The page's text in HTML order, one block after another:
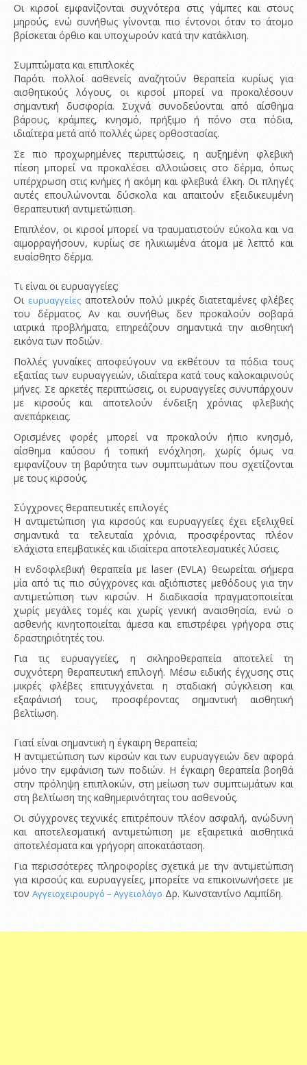
Οι κιρσοί εμφανίζονται συχνότερα στις γάμπες και στους
μηρούς, ενώ συνήθως γίνονται πιο έντονοι όταν το άτομο
βρίσκεται όρθιο και υποχωρούν κατά την κατάκλιση.
Συμπτώματα και επιπλοκές
Παρότι πολλοί ασθενείς αναζητούν θεραπεία κυρίως για
αισθητικούς λόγους, οι κιρσοί μπορεί να προκαλέσουν
σημαντική δυσφορία. Συχνά συνοδεύονται από αίσθημα
βάρους, κράμπες, κνησμό, πρήξιμο ή πόνο στα πόδια,
ιδιαίτερα μετά από πολλές ώρες ορθοστασίας.
Σε πιο προχωρημένες περιπτώσεις, η αυξημένη φλεβική
πίεση μπορεί να προκαλέσει αλλοιώσεις στο δέρμα, όπως
υπέρχρωση στις κνήμες ή ακόμη και φλεβικά έλκη. Οι πληγές
αυτές επουλώνονται δύσκολα και απαιτούν εξειδικευμένη
θεραπευτική αντιμετώπιση.
Επιπλέον, οι κιρσοί μπορεί να τραυματιστούν εύκολα και να
αιμορραγήσουν, κυρίως σε ηλικιωμένα άτομα με λεπτό και
ευαίσθητο δέρμα.
Τι είναι οι ευρυαγγείες;
Οι ευρυαγγείες αποτελούν πολύ μικρές διατεταμένες φλέβες
του δέρματος. Αν και συνήθως δεν προκαλούν σοβαρά
ιατρικά προβλήματα, επηρεάζουν σημαντικά την αισθητική
εικόνα των ποδιών.
Πολλές γυναίκες αποφεύγουν να εκθέτουν τα πόδια τους
εξαιτίας των ευρυαγγειών, ιδιαίτερα κατά τους καλοκαιρινούς
μήνες. Σε αρκετές περιπτώσεις, οι ευρυαγγείες συνυπάρχουν
με κιρσούς και αποτελούν ένδειξη χρόνιας φλεβικής
ανεπάρκειας.
Ορισμένες φορές μπορεί να προκαλούν ήπιο κνησμό,
αίσθημα καύσου ή τοπική ενόχληση, χωρίς όμως να
εμφανίζουν τη βαρύτητα των συμπτωμάτων που σχετίζονται
με τους κιρσούς.
Σύγχρονες θεραπευτικές επιλογές
Η αντιμετώπιση για κιρσούς και ευρυαγγείες έχει εξελιχθεί
σημαντικά τα τελευταία χρόνια, προσφέροντας πλέον
ελάχιστα επεμβατικές και ιδιαίτερα αποτελεσματικές λύσεις.
Η ενδοφλεβική θεραπεία με laser (EVLA) θεωρείται σήμερα
μία από τις πιο σύγχρονες και αξιόπιστες μεθόδους για την
αντιμετώπιση των κιρσών. Η διαδικασία πραγματοποιείται
χωρίς μεγάλες τομές και χωρίς γενική αναισθησία, ενώ ο
ασθενής κινητοποιείται άμεσα και επιστρέφει γρήγορα στις
δραστηριότητές του.
Για τις ευρυαγγείες, η σκληροθεραπεία αποτελεί τη
συχνότερη θεραπευτική επιλογή. Μέσω ειδικής έγχυσης στις
μικρές φλέβες επιτυγχάνεται η σταδιακή σύγκλειση και
εξαφάνισή τους, προσφέροντας σημαντική αισθητική
βελτίωση.
Γιατί είναι σημαντική η έγκαιρη θεραπεία;
Η αντιμετώπιση των κιρσών και των ευρυαγγειών δεν αφορά
μόνο την εμφάνιση των ποδιών. Η έγκαιρη θεραπεία βοηθά
στην πρόληψη επιπλοκών, στη μείωση των συμπτωμάτων και
στη βελτίωση της καθημερινότητας του ασθενούς.
Οι σύγχρονες τεχνικές επιτρέπουν πλέον ασφαλή, ανώδυνη
και αποτελεσματική αντιμετώπιση με εξαιρετικά αισθητικά
αποτελέσματα και γρήγορη αποκατάσταση.
Για περισσότερες πληροφορίες σχετικά με την αντιμετώπιση
για κιρσούς και ευρυαγγείες, μπορείτε να επικοινωνήσετε με
τον Αγγειοχειρουργό – Αγγειολόγο Δρ. Κωνσταντίνο Λαμπίδη.